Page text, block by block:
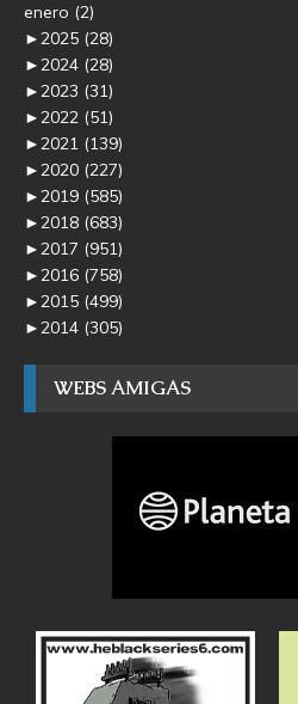
enero (2)
►2025 (28)
►2024 (28)
►2023 (31)
►2022 (51)
►2021 (139)
►2020 (227)
►2019 (585)
►2018 (683)
►2017 (951)
►2016 (758)
►2015 (499)
►2014 (305)
WEBS AMIGAS